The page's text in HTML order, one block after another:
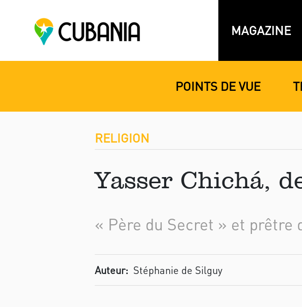
MAGAZINE
POINTS DE VUE
RELIGION
Yasser Chichá,
« Père du Secret » et prêtre
Auteur: Stéphanie de Silguy